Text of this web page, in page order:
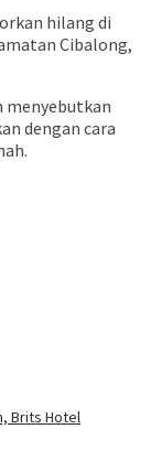
hilang di
Cibalong,
menyebutkan
dengan cara
Brits Hotel